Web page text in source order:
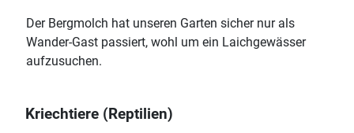
Der Bergmolch hat unseren Garten sicher nur als
Wander-Gast passiert, wohl um ein Laichgewässer
aufzusuchen.
Kriechtiere (Reptilien)